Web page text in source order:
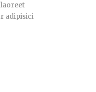
adipisici